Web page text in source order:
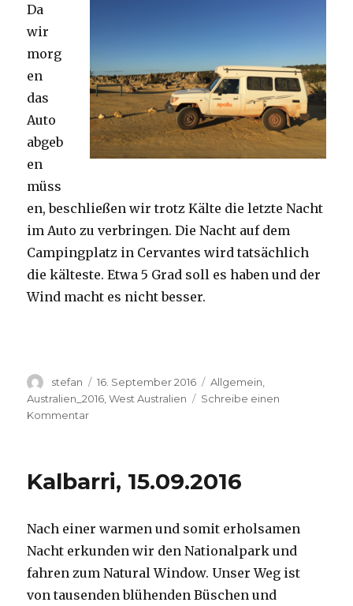
Da
wir
morg
en
das
Auto
abgeb
en
müss
en, beschließen wir trotz Kälte die letzte Nacht
im Auto zu verbringen. Die Nacht auf dem
Campingplatz in Cervantes wird tatsächlich
die kälteste. Etwa 5 Grad soll es haben und der
Wind macht es nicht besser.
Autor
stefan
Veröffentlicht
am
16. September 2016 Kategorien
Allgemein
Australien_2016 ,West Australien
Schreibe einen
Kommentarzu
Kalbarri, 15.09.2016
Nach einer warmen und somit erholsamen
Nacht erkunden wir den Nationalpark und
fahren zum Natural Window. Unser Weg ist
von tausenden blühenden Büschen und